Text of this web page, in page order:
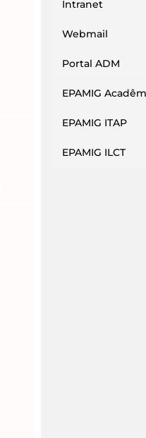
Intranet
Webmail
Portal ADM
EPAMIG
EPAMIG ITAP
EPAMIG ILCT